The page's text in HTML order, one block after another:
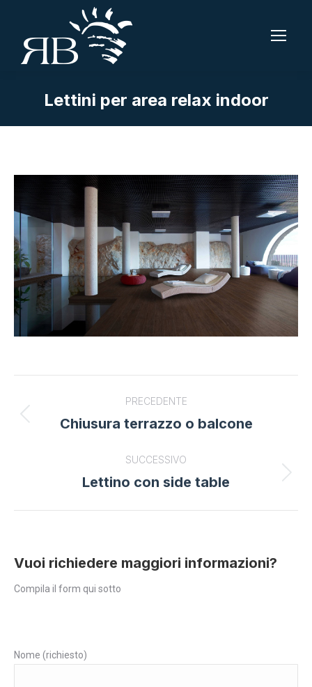
Lettini per area relax indoor
navigation
PRECEDENTE
Previous
Chiusura terrazzo o balcone
SUCCESSIVO
Next
Lettino con side table
Vuoi richiedere maggiori informazioni?
Compila il form qui sotto
Nome (richiesto)